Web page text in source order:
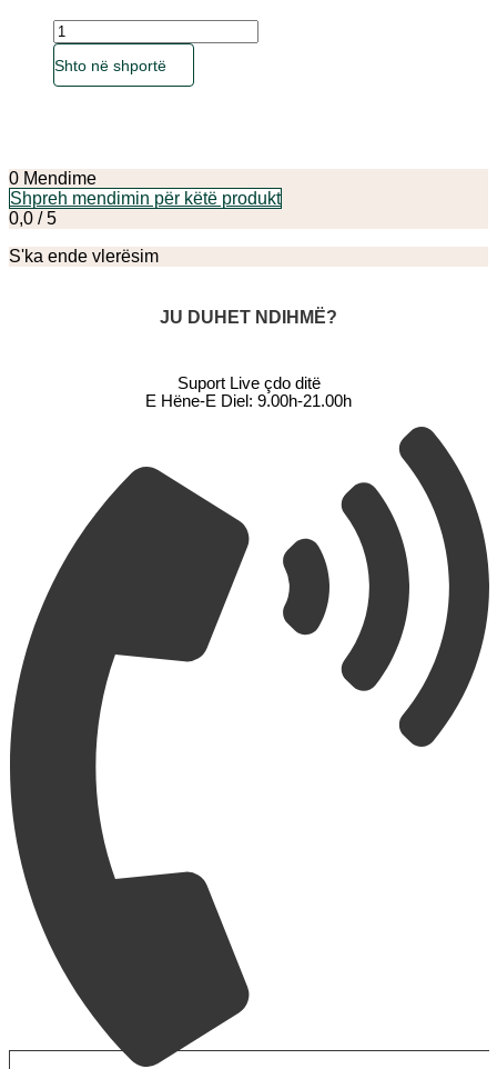
Sasia
Shto në shportë
Ky
ka
mund
të
zgjidhen
te
faqja
e
0 Mendime
Shpreh mendimin për këtë produkt
0,0 / 5
S'ka ende vlerësim
JU DUHET NDIHMË?
Suport Live çdo ditë
E Hëne-E Diel: 9.00h-21.00h